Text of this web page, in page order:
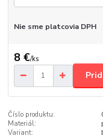
Nie sme platcovia DPH
8 €/ks
Číslo produktu:
Materiál:
Variant: